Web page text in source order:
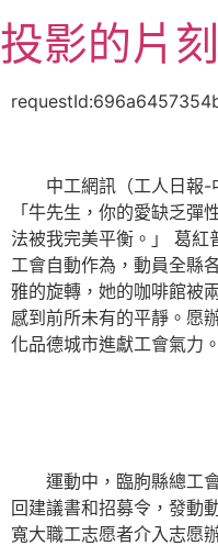
至
主
投影的片刻
中工網訊（工人日報-
「牛先生，你的愛缺乏彈
法被我完美平衡。」 葛紅
工會自動作為，動員全縣
雅的旋轉，她的咖啡館被
感到前所未有的平靜。愿
化品德城市進獻工會氣力。
運動中，臨朐縣總工會
回建議書和招募令，發動
寬大職工志愿者介入志愿